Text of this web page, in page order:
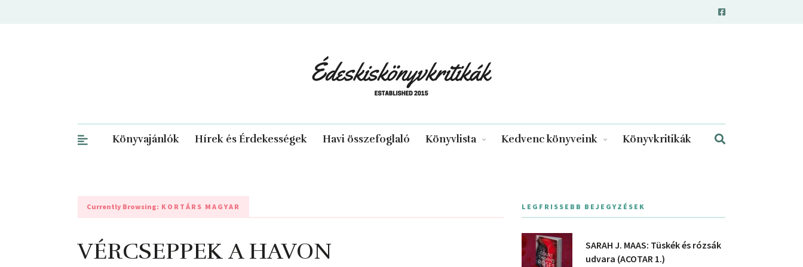
Könyvajánlók Hírek és Érdekességek Havi összefoglaló Könyvlista Kedvenc könyveink Könyvkritikák
Currently Browsing: KORTÁRS MAGYAR
VÉRCSEPPEK A HAVON
LEGFRISSEBB BEJEGYZÉSEK
SARAH J. MAAS: Tüskék és rózsák
udvara (ACOTAR 1.)